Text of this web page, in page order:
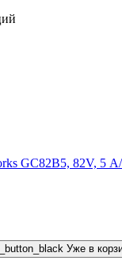
GC82B5, 82V, 5
Уже в